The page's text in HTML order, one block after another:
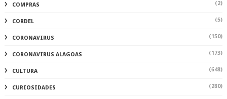
COMPRAS (2)
CORDEL (5)
CORONAVIRUS (150)
CORONAVIRUS ALAGOAS (173)
CULTURA (648)
CURIOSIDADES (280)